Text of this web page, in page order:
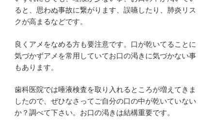
ると、思わぬ事故に繋がります、誤嚥したり、肺炎リス
クが高まるなどです。
良くアメをなめる方も要注意です。口が乾いてることに
気づかずアメを常用していてお口の渇きに気づかない事
もあります。
歯科医院では唾液検査を取り入れるところが増えてきま
したので、ぜひなさってご自分の口の中が乾いていない
か？調べて下さい。お口の渇きは結構重要です。